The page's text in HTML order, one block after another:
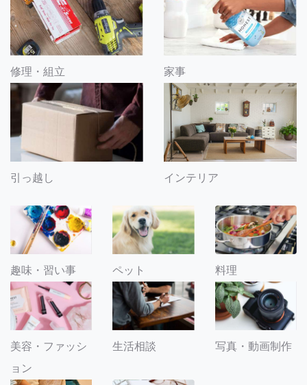
修理・組立 家事
引っ越し インテリア
趣味・習い事 ペット 料理
美容・ファッシ
ョン
生活相談 写真・動画制作